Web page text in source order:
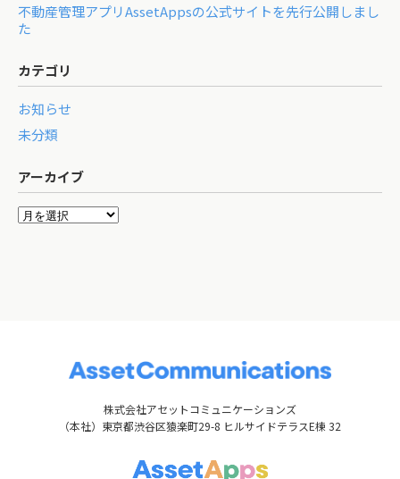
不動産管理アプリAssetAppsの公式サイトを先行公開しまし
た
カテゴリ
お知らせ
未分類
アーカイブ
株式会社アセットコミュニケーションズ
（本社）東京都渋谷区猿楽町29-8 ヒルサイドテラスE棟 32